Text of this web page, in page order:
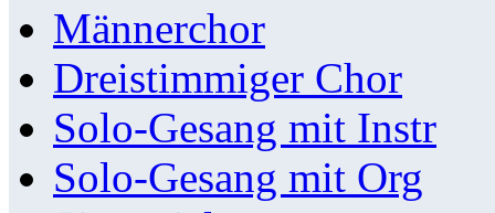
Männerchor
Dreistimmiger Chor
Solo-Gesang mit Instr
Solo-Gesang mit Org